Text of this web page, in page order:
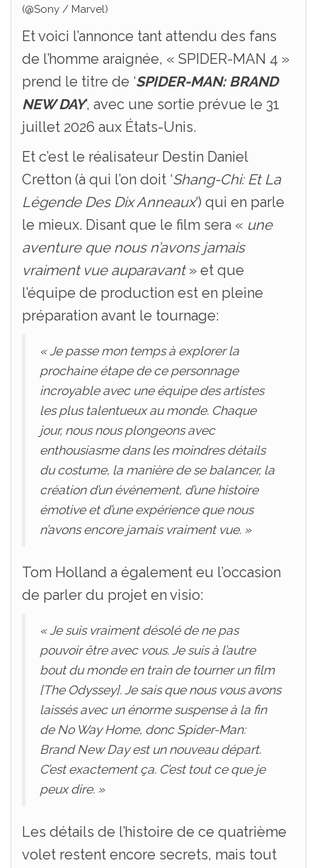
(@Sony / Marvel)
Et voici l’annonce tant attendu des fans
de l’homme araignée, « SPIDER-MAN 4 »
prend le titre de ‘SPIDER-MAN: BRAND
NEW DAY‘, avec une sortie prévue le 31
juillet 2026 aux États-Unis.
Et c’est le réalisateur Destin Daniel
Cretton (à qui l’on doit ‘Shang-Chi: Et La
Légende Des Dix Anneaux‘) qui en parle
le mieux. Disant que le film sera « une
aventure que nous n’avons jamais
vraiment vue auparavant» et que
l’équipe de production est en pleine
préparation avant le tournage:
« Je passe mon temps à explorer la
prochaine étape de ce personnage
incroyable avec une équipe des artistes
les plus talentueux au monde. Chaque
jour, nous nous plongeons avec
enthousiasme dans les moindres détails
du costume, la manière de se balancer, la
création d’un événement, d’une histoire
émotive et d’une expérience que nous
n’avons encore jamais vraiment vue. »
Tom Holland a également eu l’occasion
de parler du projet en visio:
« Je suis vraiment désolé de ne pas
pouvoir être avec vous. Je suis à l’autre
bout du monde en train de tourner un film
[The Odyssey]. Je sais que nous vous avons
laissés avec un énorme suspense à la fin
de No Way Home, donc Spider-Man:
Brand New Day est un nouveau départ.
C’est exactement ça. C’est tout ce que je
peux dire. »
Les détails de l’histoire de ce quatrième
volet restent encore secrets, mais tout